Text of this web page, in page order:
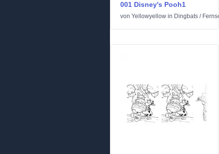
001 Disney's Pooh1
von Yellowyellow in Dingbats /